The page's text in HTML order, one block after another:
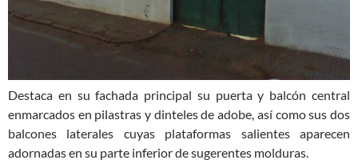
Destaca en su fachada principal su puerta y balcón central
enmarcados en pilastras y dinteles de adobe, así como sus dos
balcones laterales cuyas plataformas salientes aparecen
adornadas en su parte inferior de sugerentes molduras.